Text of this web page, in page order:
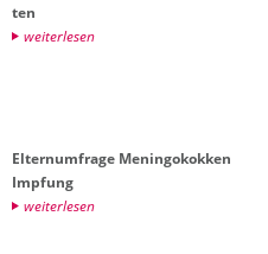
ten
wei­ter­le­sen
El­tern­um­fra­ge Me­nin­go­kok­ken
Imp­fung
wei­ter­le­sen